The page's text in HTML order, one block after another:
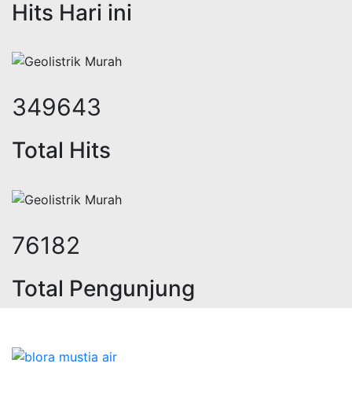
Hits Hari ini
443450
Total Hits
96621
Total Pengunjung